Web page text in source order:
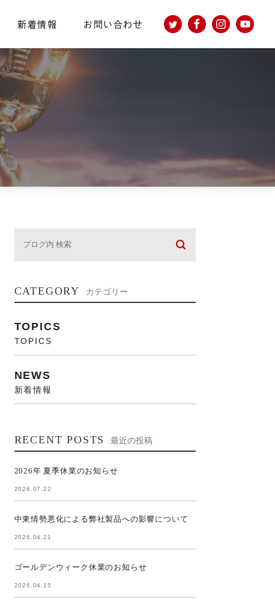
個人情報保護方針
新着情報 お問い合わせ
CATEGORY カテゴリー
TOPICS
TOPICS
NEWS
新着情報
RECENT POSTS 最近の投稿
2026年 夏季休業のお知らせ
2026.07.22
中東情勢悪化による弊社製品への影響について
2026.04.21
ゴールデンウィーク休業のお知らせ
2026.04.15